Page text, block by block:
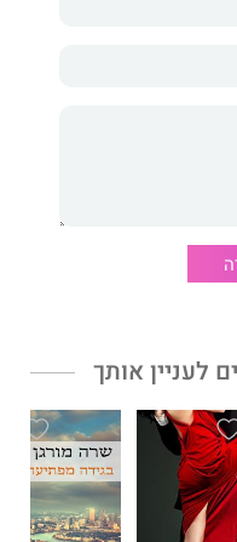
לעניין אותך